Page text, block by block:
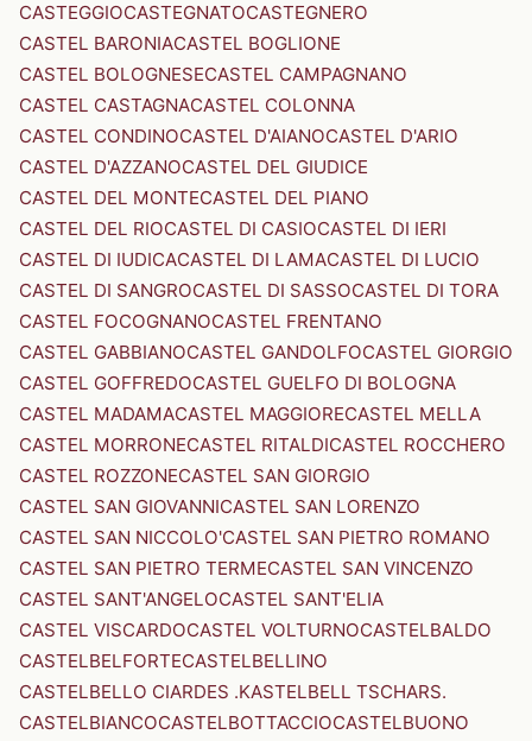
CASTEGGIOCASTEGNATOCASTEGNERO
CASTEL BARONIACASTEL BOGLIONE
CASTEL BOLOGNESECASTEL CAMPAGNANO
CASTEL CASTAGNACASTEL COLONNA
CASTEL CONDINOCASTEL D'AIANOCASTEL D'ARIO
CASTEL D'AZZANOCASTEL DEL GIUDICE
CASTEL DEL MONTECASTEL DEL PIANO
CASTEL DEL RIOCASTEL DI CASIOCASTEL DI IERI
CASTEL DI IUDICACASTEL DI LAMACASTEL DI LUCIO
CASTEL DI SANGROCASTEL DI SASSOCASTEL DI TORA
CASTEL FOCOGNANOCASTEL FRENTANO
CASTEL GABBIANOCASTEL GANDOLFOCASTEL GIORGIO
CASTEL GOFFREDOCASTEL GUELFO DI BOLOGNA
CASTEL MADAMACASTEL MAGGIORECASTEL MELLA
CASTEL MORRONECASTEL RITALDICASTEL ROCCHERO
CASTEL ROZZONECASTEL SAN GIORGIO
CASTEL SAN GIOVANNICASTEL SAN LORENZO
CASTEL SAN NICCOLO'CASTEL SAN PIETRO ROMANO
CASTEL SAN PIETRO TERMECASTEL SAN VINCENZO
CASTEL SANT'ANGELOCASTEL SANT'ELIA
CASTEL VISCARDOCASTEL VOLTURNOCASTELBALDO
CASTELBELFORTECASTELBELLINO
CASTELBELLO CIARDES .KASTELBELL TSCHARS.
CASTELBIANCOCASTELBOTTACCIOCASTELBUONO